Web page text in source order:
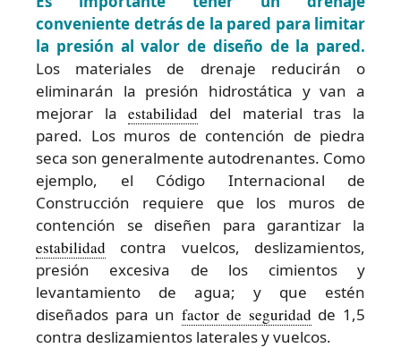
conveniente detrás de la pared para limitar
la presión al valor de diseño de la pared.
Los materiales de drenaje reducirán o
eliminarán la presión hidrostática y van a
mejorar laestabilidad del material tras la
pared. Los muros de contención de piedra
seca son generalmente autodrenantes. Como
ejemplo, el Código Internacional de
Construcción requiere que los muros de
contención se diseñen para garantizar la
estabilidad contra vuelcos, deslizamientos,
presión excesiva de los cimientos y
levantamiento de agua; y que estén
diseñados para unfactor de seguridad de 1,5
contra deslizamientos laterales y vuelcos.